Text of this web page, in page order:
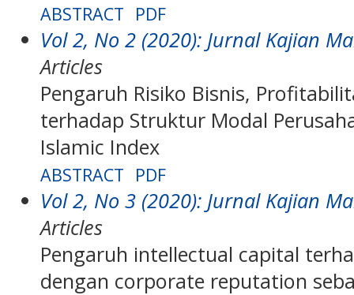
ABSTRACT PDF
Vol 2, No 2 (2020): Jurnal Kajian
Articles
Pengaruh Risiko Bisnis,
terhadap Struktur Modal
Islamic Index
ABSTRACT PDF
Vol 2, No 3 (2020): Jurnal Kajian
Articles
Pengaruh intellectual capital
dengan corporate reputation